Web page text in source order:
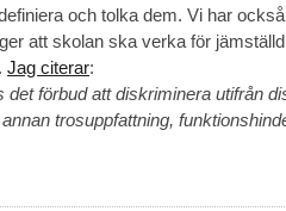
och tolka dem. Vi har
att skolan ska verka för
Jag citerar:
det förbud att diskriminera utifrån
trosuppfattning,